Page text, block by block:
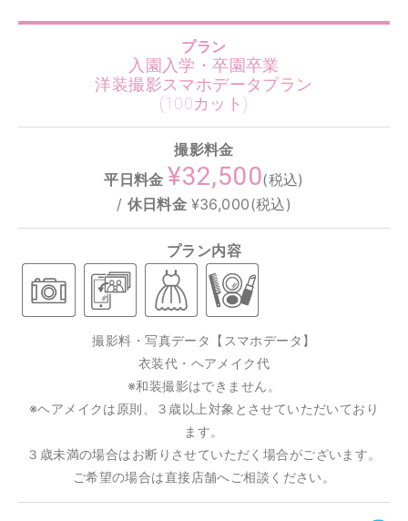
プラン
入園入学・卒園卒業
洋装撮影スマホデータプラン
(100カット)
撮影料金
平日料金 ¥32,500(税込)
/ 休日料金 ¥36,000(税込)
プラン内容
撮影料・写真データ【スマホデータ】
衣装代・ヘアメイク代
※和装撮影はできません。
※ヘアメイクは原則、３歳以上対象とさせていただいており
ます。
３歳未満の場合はお断りさせていただく場合がございます。
ご希望の場合は直接店舗へご相談ください。